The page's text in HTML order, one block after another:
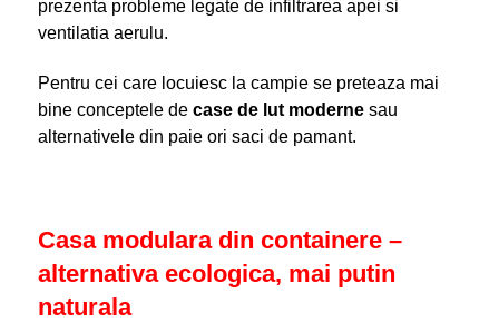
prezenta probleme legate de infiltrarea apei si
ventilatia aerulu.
Pentru cei care locuiesc la campie se preteaza mai
bine conceptele de case de lut modernesau
alternativele din paie ori saci de pamant.
Casa modulara din containere –
alternativa ecologica, mai putin
naturala